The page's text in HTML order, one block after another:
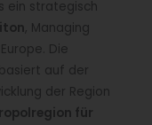
ein strategisch
, Managing
Die
auf der
der Region
für